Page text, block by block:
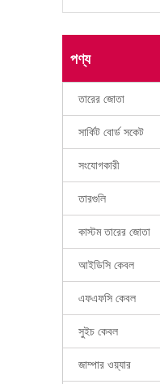
পণ্য
তারের জোতা
সার্কিট বোর্ড সকেট
সংযোগকারী
তারগুলি
কাস্টম তারের জোতা
আইডিসি কেবল
এফএফসি কেবল
সুইচ কেবল
জাম্পার ওয়্যার